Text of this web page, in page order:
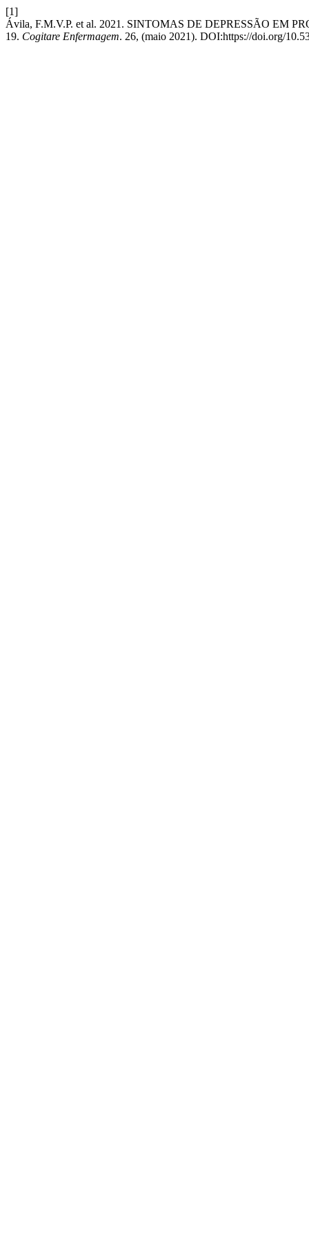
[1]
Ávila, F.M.V.P. et al. 2021. SINTOMAS DE DEPRESSÃO EM
19. Cogitare Enfermagem. 26, (maio 2021). DOI:https://doi.org/